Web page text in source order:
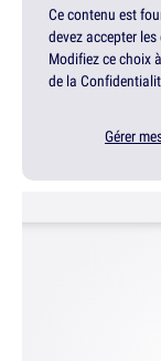
Ce contenu est
devez accepter
Modifiez ce choix
de la
Gérer